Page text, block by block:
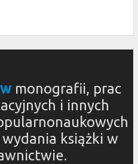
monografii, prac
i innych
książki w